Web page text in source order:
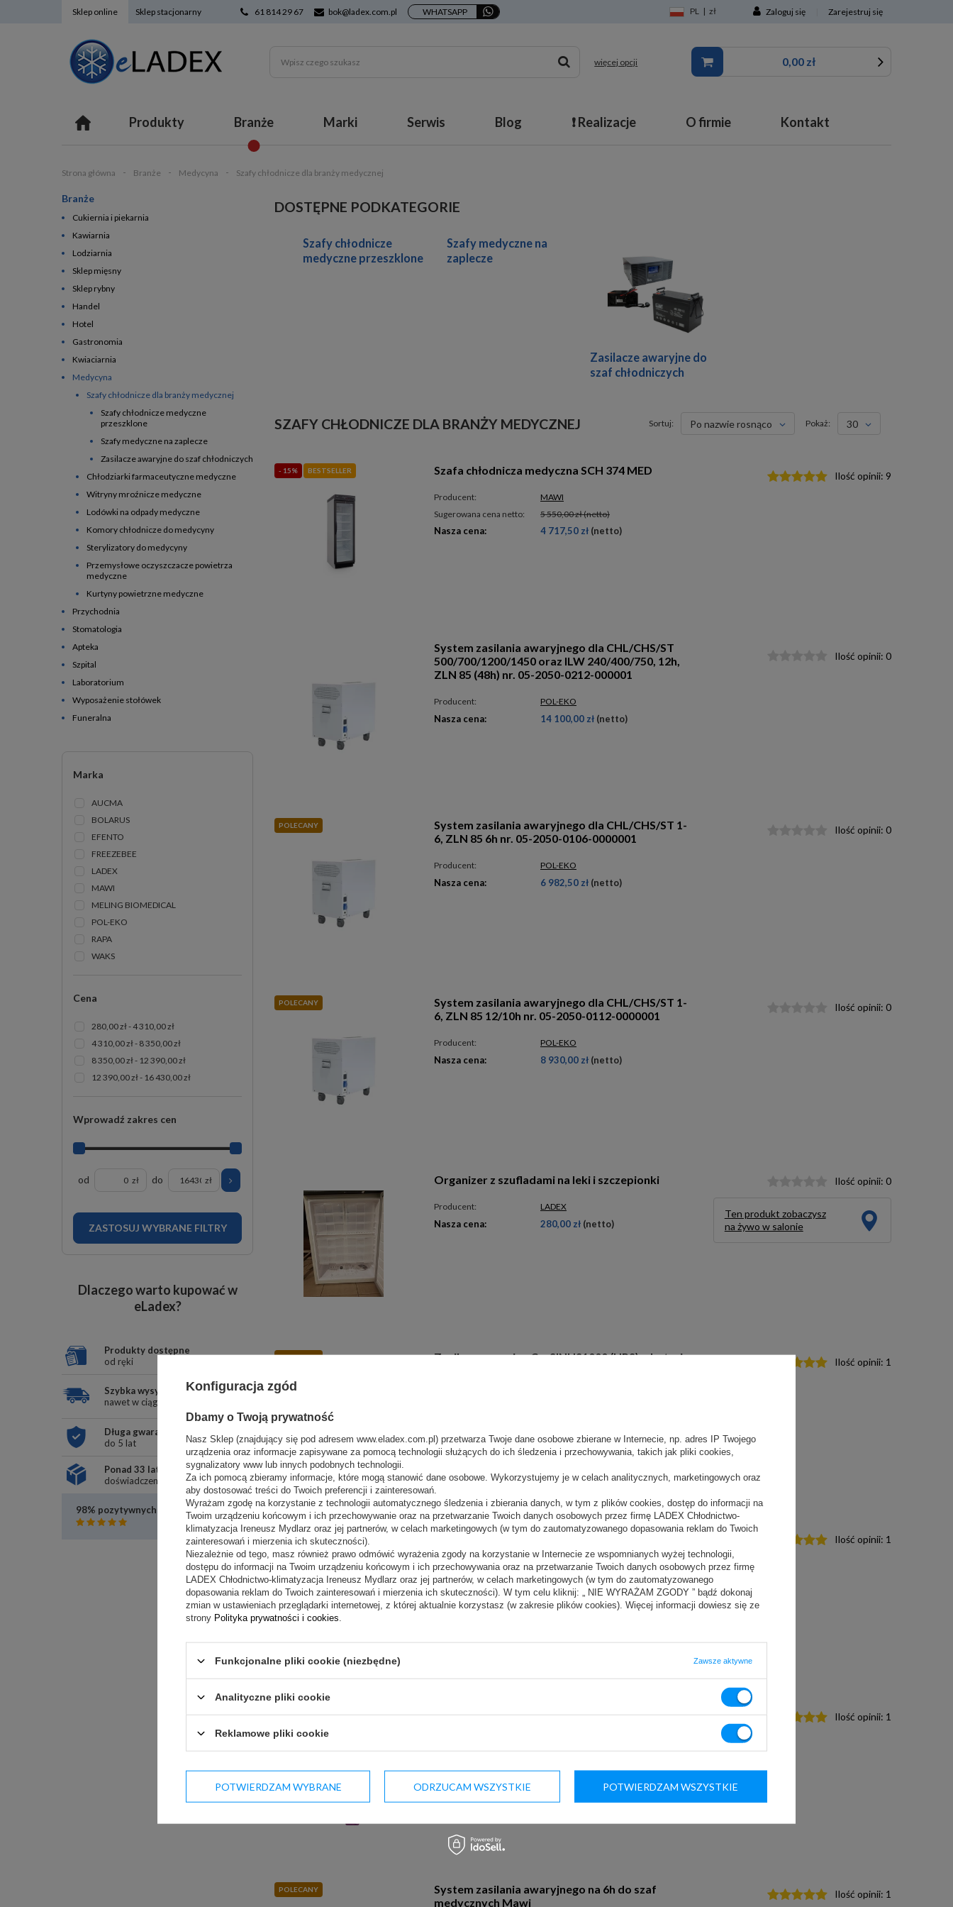
Sklep online Sklep stacjonarny 61 814 29 67 bok@ladex.com.pl WHATSAPP PL | zł Zaloguj się Zarejestruj się
więcej opcji 0,00 zł
Produkty Branże Marki Serwis Blog ❗ Realizacje O firmie Kontakt
Strona główna Branże Medycyna Szafy chłodnicze dla branży medycznej
Branże
Cukiernia i piekarnia
Kawiarnia
Lodziarnia
Sklep mięsny
Sklep rybny
Handel
Hotel
Gastronomia
Kwiaciarnia
Medycyna
Szafy chłodnicze dla branży medycznej
Szafy chłodnicze medyczne
przeszklone
Szafy medyczne na zaplecze
Zasilacze awaryjne do szaf chłodniczych
Chłodziarki farmaceutyczne medyczne
Witryny mroźnicze medyczne
Lodówki na odpady medyczne
Komory chłodnicze do medycyny
Sterylizatory do medycyny
Przemysłowe oczyszczacze powietrza
medyczne
Kurtyny powietrzne medyczne
Przychodnia
Stomatologia
Apteka
Szpital
Laboratorium
Wyposażenie stołówek
Funeralna
Marka
AUCMA
BOLARUS
EFENTO
FREEZEBEE
LADEX
MAWI
MELING BIOMEDICAL
POL-EKO
RAPA
WAKS
Cena
280,00 zł - 4 310,00 zł
4 310,00 zł - 8 350,00 zł
8 350,00 zł - 12 390,00 zł
12 390,00 zł - 16 430,00 zł
Wprowadź zakres cen
od zł do zł
ZASTOSUJ WYBRANE FILTRY
Dlaczego warto kupować w
eLadex?
Produkty dostępne
od ręki
Szybka wysyłka
nawet w ciągu 24h
Długa gwarancja
do 5 lat
Ponad 33 lata
doświadczenia
98% pozytywnych opinii
Czytaj opinie
DOSTĘPNE PODKATEGORIE
Szafy chłodnicze
medyczne przeszklone
Szafy medyczne na
zaplecze
Zasilacze awaryjne do
szaf chłodniczych
SZAFY CHŁODNICZE DLA BRANŻY MEDYCZNEJ Sortuj: po nazwie rosnąco Pokaż: 30
- 15% BESTSELLER Szafa chłodnicza medyczna SCH 374 MED
Producent:
MAWI
Sugerowana cena netto:
5 550,00 zł(netto)
Nasza cena: 4 717,50 zł (netto)
Ilość opinii: 9
System zasilania awaryjnego dla CHL/CHS/ST
500/700/1200/1450 oraz ILW 240/400/750, 12h,
ZLN 85 (48h) nr. 05-2050-0212-000001
Producent: POL-EKO
Nasza cena: 14 100,00 zł (netto)
Ilość opinii: 0
POLECANY
System zasilania awaryjnego dla CHL/CHS/ST 1-
6, ZLN 85 6h nr. 05-2050-0106-0000001
Producent: POL-EKO
Nasza cena: 6 982,50 zł (netto)
Ilość opinii: 0
POLECANY
System zasilania awaryjnego dla CHL/CHS/ST 1-
6, ZLN 85 12/10h nr. 05-2050-0112-0000001
Producent: POL-EKO
Nasza cena: 8 930,00 zł (netto)
Ilość opinii: 0
Organizer z szufladami na leki i szczepionki
Producent: LADEX
Nasza cena: 280,00 zł (netto)
Ilość opinii: 0
Ten produkt zobaczysz
na żywo w salonie
POLECANY
Zasilacz awaryjny Co-SINUS1000 (UPS) + bateria
Ilość opinii: 1
POLECANY
Zasilacz awaryjny Co-SINUS1000 (UPS) + 2 x
bateria 100 ah
Producent: WAKS
Nasza cena: 2 840,00 zł (netto)
Ilość opinii: 1
Nasza cena: 1 885,00 zł(netto)
Ilość opinii: 1
POLECANY
System zasilania awaryjnego na 6h do szaf
medycznych Mawi
Ilość opinii: 1
Konfiguracja zgód
Dbamy o Twoją prywatność
Nasz Sklep (znajdujący się pod adresem www.eladex.com.pl) przetwarza Twoje dane osobowe zbierane w Internecie, np. adres IP Twojego
urządzenia oraz informacje zapisywane za pomocą technologii służących do ich śledzenia i przechowywania, takich jak pliki cookies,
sygnalizatory www lub innych podobnych technologii.
Za ich pomocą zbieramy informacje, które mogą stanowić dane osobowe. Wykorzystujemy je w celach analitycznych, marketingowych oraz
aby dostosować treści do Twoich preferencji i zainteresowań.
Wyrażam zgodę na korzystanie z technologii automatycznego śledzenia i zbierania danych, w tym z plików cookies, dostęp do informacji na
Twoim urządzeniu końcowym i ich przechowywanie oraz na przetwarzanie Twoich danych osobowych przez firmę LADEX Chłodnictwo-
klimatyzacja Ireneusz Mydlarz oraz jej partnerów, w celach marketingowych (w tym do zautomatyzowanego dopasowania reklam do Twoich
zainteresowań i mierzenia ich skuteczności).
Niezależnie od tego, masz również prawo odmówić wyrażenia zgody na korzystanie w Internecie ze wspomnianych wyżej technologii,
dostępu do informacji na Twoim urządzeniu końcowym i ich przechowywania oraz na przetwarzanie Twoich danych osobowych przez firmę
LADEX Chłodnictwo-klimatyzacja Ireneusz Mydlarz oraz jej partnerów, w celach marketingowych (w tym do zautomatyzowanego
dopasowania reklam do Twoich zainteresowań i mierzenia ich skuteczności). W tym celu kliknij: „ NIE WYRAŻAM ZGODY ” bądź dokonaj
zmian w ustawieniach przeglądarki internetowej, z której aktualnie korzystasz (w zakresie plików cookies). Więcej informacji dowiesz się ze
strony Polityka prywatności i cookies
Funkcjonalne pliki cookie (niezbędne) Zawsze aktywne
Analityczne pliki cookie
Reklamowe pliki cookie
POTWIERDZAM WYBRANE ODRZUCAM WSZYSTKIE POTWIERDZAM WSZYSTKIE